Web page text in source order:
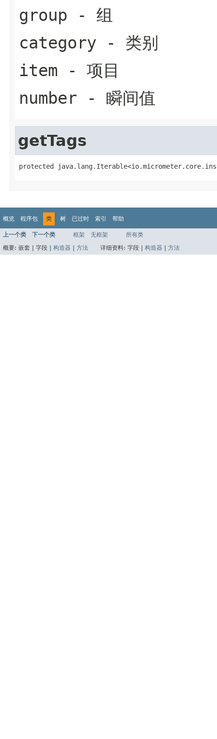
group - 组
category - 类别
item - 项目
number - 瞬间值
getTags
protected
概览 程序包 类 树 已过时 索引 帮助
上一个类 下一个类 框架 无框架
所有类
概要: 嵌套 | 字段 | 构造器 方法 详细资料: 字段 | 构造器 方法